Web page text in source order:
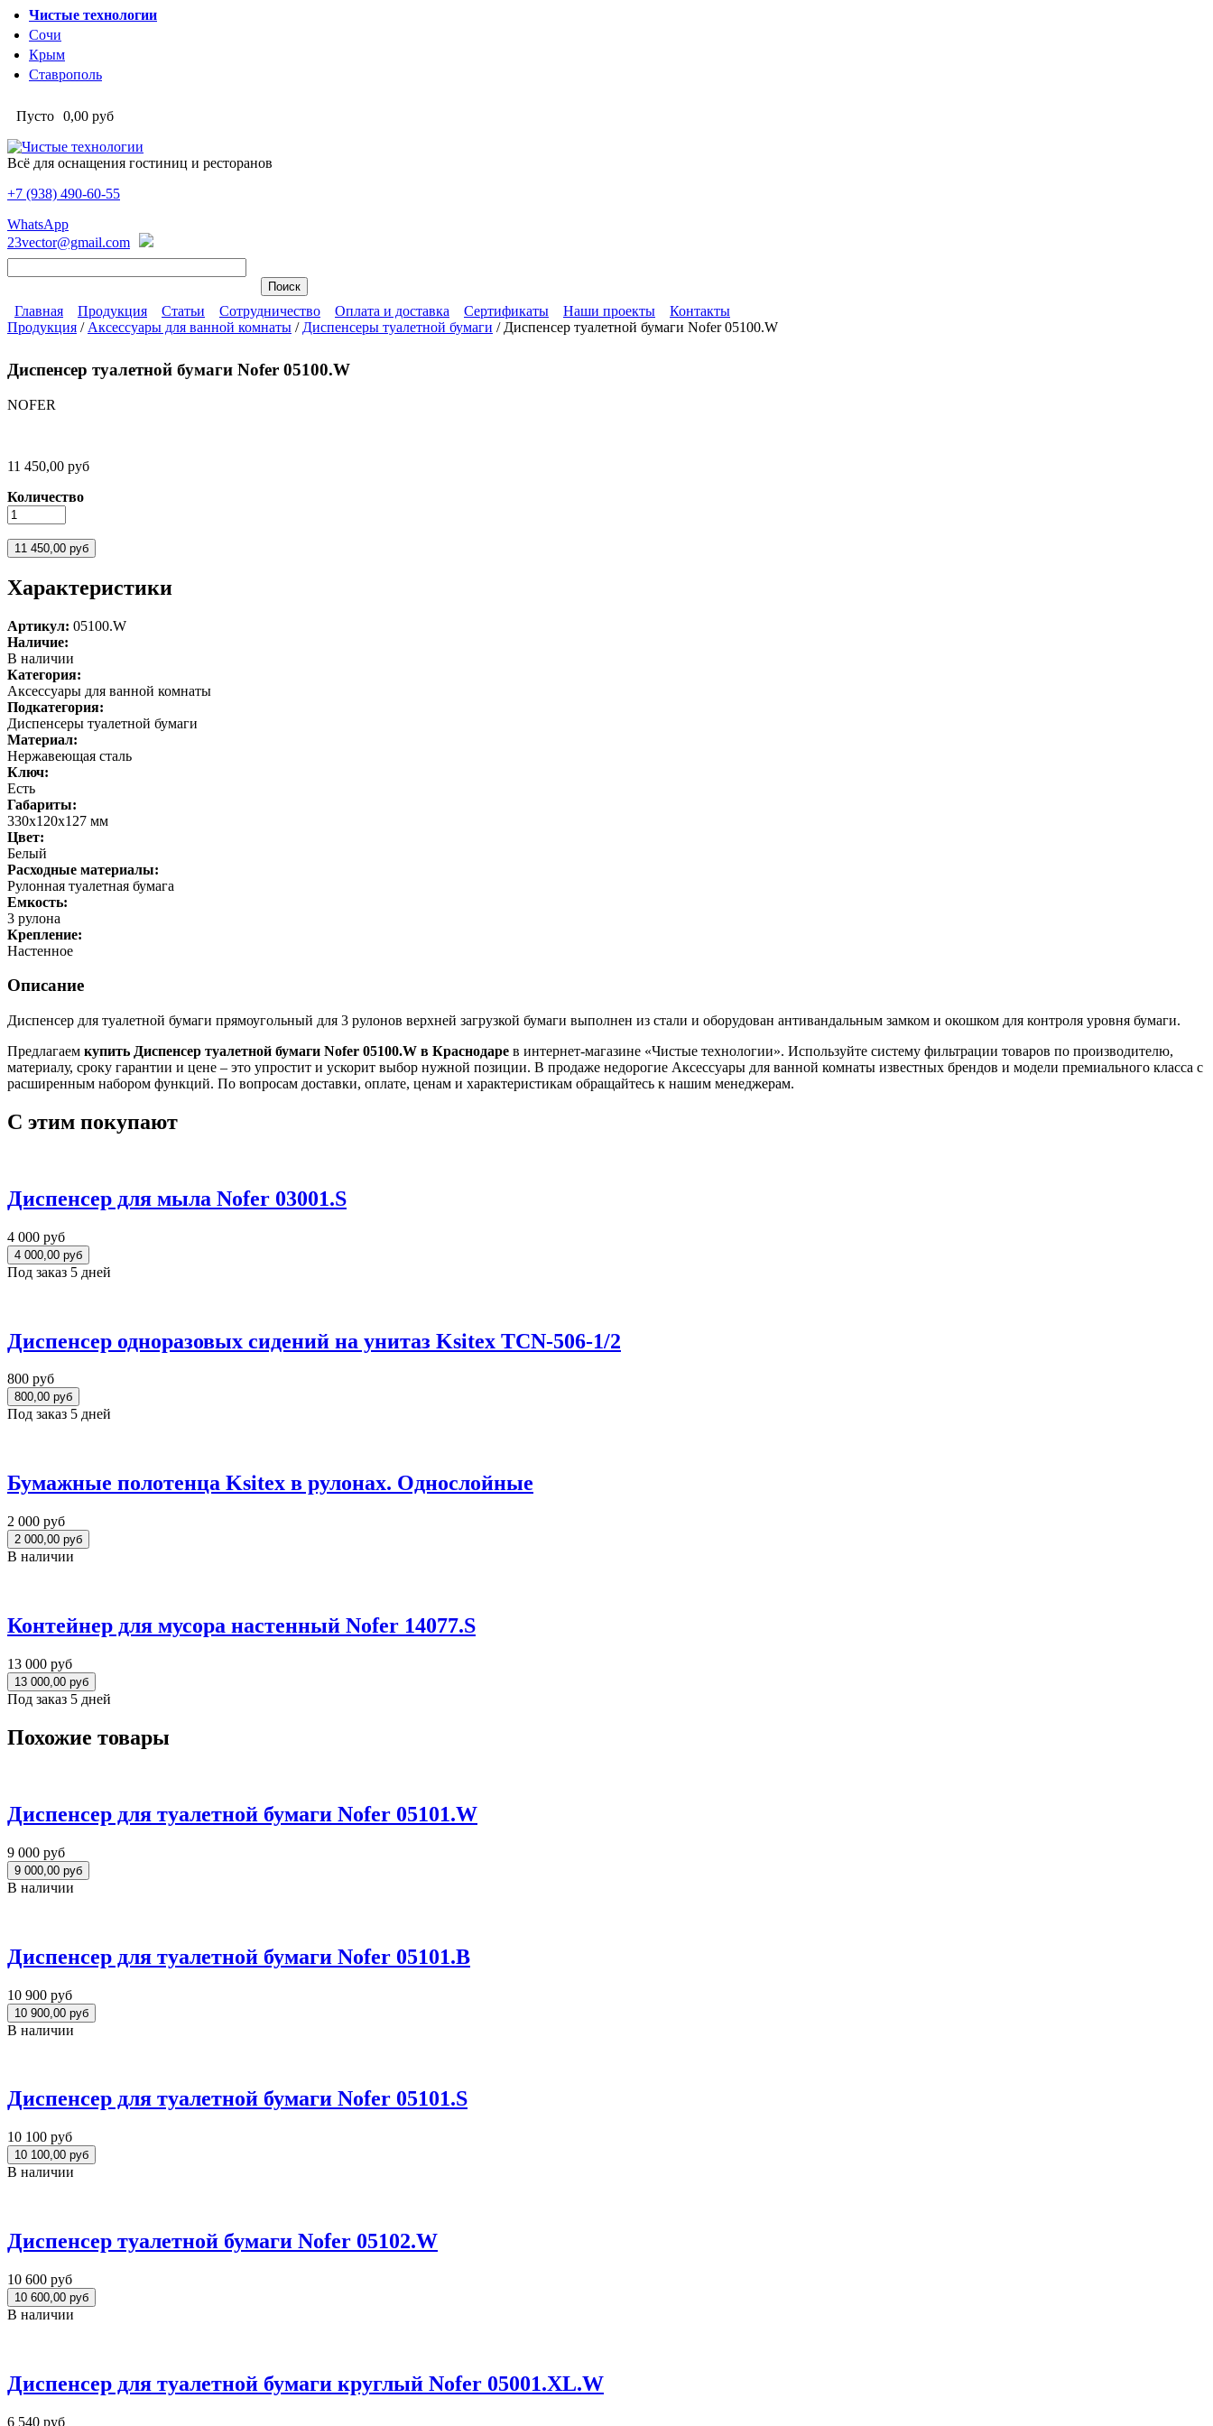
Перейти к основному содержанию
Чистые технологии
Сочи
Крым
Ставрополь
Пусто 0,00 руб
Всё для оснащения гостиниц и ресторанов
Чистые технологии
+7 (938) 490-60-55
WhatsApp
23vector@gmail.com
Главное меню
Главная Продукция Статьи Сотрудничество Оплата и доставка Сертификаты Наши проекты Контакты
Продукция / Аксессуары для ванной комнаты / Диспенсеры туалетной бумаги / Диспенсер туалетной бумаги Nofer 05100.W
Диспенсер туалетной бумаги Nofer 05100.W
NOFER
11 450,00 руб
Количество
Характеристики
Артикул: 05100.W
Наличие:
В наличии
Категория:
Аксессуары для ванной комнаты
Подкатегория:
Диспенсеры туалетной бумаги
Материал:
Нержавеющая сталь
Ключ:
Есть
Габариты:
330х120х127 мм
Цвет:
Белый
Расходные материалы:
Рулонная туалетная бумага
Емкость:
3 рулона
Крепление:
Настенное
Описание
Диспенсер для туалетной бумаги прямоугольный для 3 рулонов верхней загрузкой бумаги выполнен из стали и оборудован антивандальным замком и окошком для контроля уровня бумаги.
Предлагаем купить Диспенсер туалетной бумаги Nofer 05100.W в Краснодаре в интернет-магазине «Чистые технологии». Используйте систему фильтрации товаров по производителю,
материалу, сроку гарантии и цене – это упростит и ускорит выбор нужной позиции. В продаже недорогие Аксессуары для ванной комнаты известных брендов и модели премиального класса с
расширенным набором функций. По вопросам доставки, оплате, ценам и характеристикам обращайтесь к нашим менеджерам.
С этим покупают
Диспенсер для мыла Nofer 03001.S
4 000 руб
Под заказ 5 дней
Диспенсер одноразовых сидений на унитаз Ksitex TCN-506-1/2
800 руб
Под заказ 5 дней
Бумажные полотенца Ksitex в рулонах. Однослойные
2 000 руб
В наличии
Контейнер для мусора настенный Nofer 14077.S
13 000 руб
Под заказ 5 дней
Похожие товары
Диспенсер для туалетной бумаги Nofer 05101.W
9 000 руб
В наличии
Диспенсер для туалетной бумаги Nofer 05101.B
10 900 руб
В наличии
Диспенсер для туалетной бумаги Nofer 05101.S
10 100 руб
В наличии
Диспенсер туалетной бумаги Nofer 05102.W
10 600 руб
В наличии
Диспенсер для туалетной бумаги круглый Nofer 05001.XL.W
6 540 руб